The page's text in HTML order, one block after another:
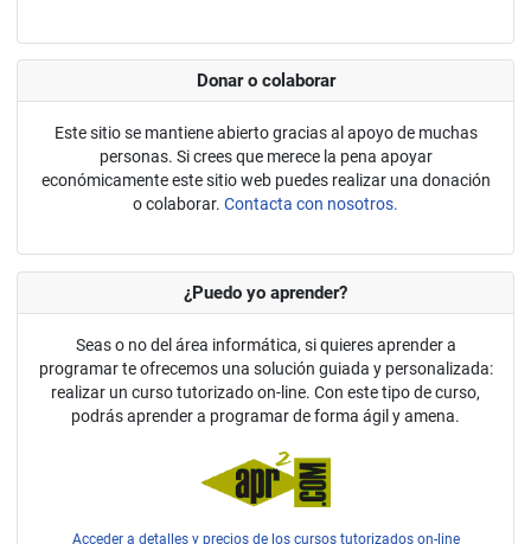
Donar o colaborar
Este sitio se mantiene abierto gracias al apoyo de muchas
personas. Si crees que merece la pena apoyar
económicamente este sitio web puedes realizar una donación
o colaborar. Contacta con nosotros.
¿Puedo yo aprender?
Seas o no del área informática, si quieres aprender a
programar te ofrecemos una solución guiada y personalizada:
realizar un curso tutorizado on-line. Con este tipo de curso,
podrás aprender a programar de forma ágil y amena.
Acceder a detalles y precios de los cursos tutorizados on-line